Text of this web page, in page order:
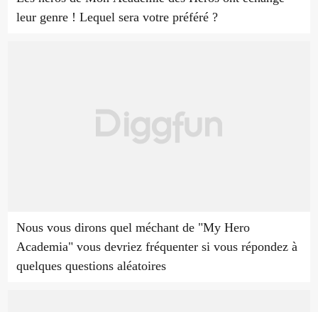
leur genre ! Lequel sera votre préféré ?
Nous vous dirons quel méchant de "My Hero
Academia" vous devriez fréquenter si vous répondez à
quelques questions aléatoires